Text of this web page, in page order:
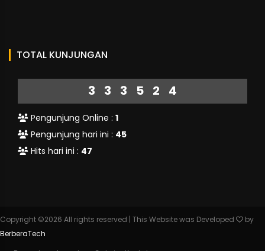
TOTAL KUNJUNGAN
333524
Pengunjung Online : 1
Pengunjung hari ini : 45
Hits hari ini : 47
Copyright ©2026 All rights reserved | This Website was Developed
by
BerberaTech